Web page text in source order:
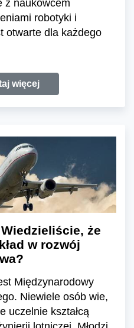
z naukowcem
robotyki i
otwarte dla każdego
więcej
że
w rozwój
Międzynarodowy
Niewiele osób wie,
uczelnie kształcą